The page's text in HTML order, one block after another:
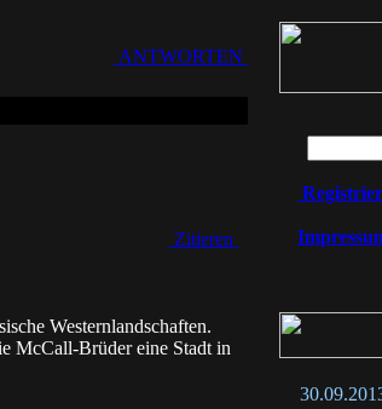
ANTWORTEN
Zitieren
Westernlandschaften.
McCall-Brüder eine Stadt in